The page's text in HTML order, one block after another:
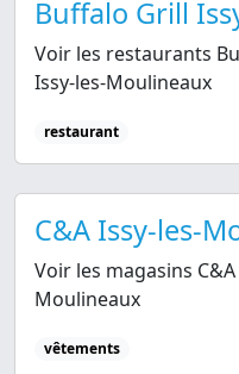
Buffalo Grill
Voir les restaurants
Issy-les-Moulineaux
restaurant
C&A Issy-les-
Voir les magasins
Moulineaux
vêtements